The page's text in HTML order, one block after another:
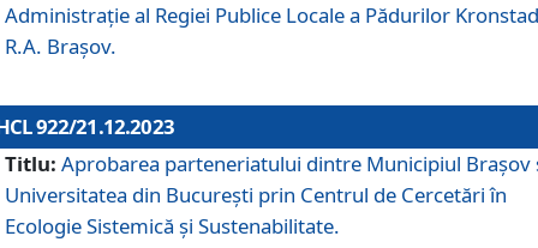
Administrație al Regiei Publice Locale a Pădurilor
R.A. Brașov.
922/21.12.2023
Titlu: Aprobarea parteneriatului dintre Municipiul Brașov
Universitatea din București prin Centrul de Cercetări în
Ecologie Sistemică și Sustenabilitate.